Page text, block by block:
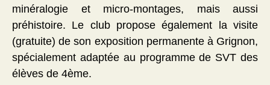
minéralogie et micro-montages, mais aussi
préhistoire. Le club propose également la visite
(gratuite) de son exposition permanente à Grignon,
spécialement adaptée au programme de SVT des
élèves de 4ème.